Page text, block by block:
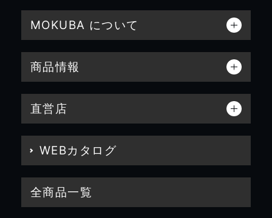
MOKUBA について
商品情報
直営店
WEBカタログ
全商品一覧